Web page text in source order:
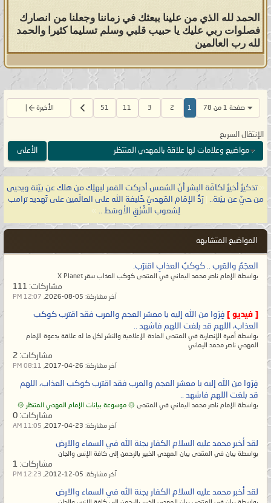
الحمد لله الذي من علينا ببعثك في زماننا وجعلنا من انصارك
فصلوات ربي عليك يا حبيب قلبي وسلم تسليما كثيرا والحمد
لله رب العالمين
صفحة 1 من 78 1
2
3
11
51 الأخيرة
الإنتقال السريع
مواضيع وعلامات لها علاقة بالمهدي المنتظر
الأعلى
« تذكيرٌ أخيرٌ لكافّة البشر أنّ الشمس أدركت القمر ليهلِك من هلك عن بيّنة ويحيى
من حيَّ عن بيّنة..
|رَدُّ الإمَام المَهديّ خَليفة الله على العالَمين على تَهديد ترامب
لِشعوب الشَّرْقِ الأوسَط ..
»
المواضيع المتشابهه
العجَمُ والعَرب .. كوكبُ العذابِ اقترَب.
بواسطة الإمام ناصر محمد اليماني في المنتدى كوكب العذاب سقر X Planet
مشاركات:
آخر مشاركة: 12:07 PM
[ فيديو ] فِرّوا من الله إليه يا معشر العجم والعرب فقد اقترب كوكب
العذاب، اللهم قد بلغت اللهم فاشهد ..
بواسطة أميرة الإنصارية في المنتدى المادة الإعلامية والنشر لكل ما له علاقة بدعوة الإمام
المهدي ناصر محمد اليماني
مشاركات:
آخر مشاركة: 08:11 PM
فِرّوا من الله إليه يا معشر العجم والعرب فقد اقترب كوكب العذاب، اللهم
قد بلغت اللهم فاشهد ..
بواسطة الإمام ناصر محمد اليماني في المنتدى ۞ موسوعة بيانات الإمام المهدي المنتظر ۞
مشاركات:
آخر مشاركة: 11:05 AM
لقد أخبر محمد عليه السلام الكفار بجنة الله في السماء والارض
بواسطة بيان في المنتدى بيان المهدي الخبير بالرحمن إلى كافة الإنس والجان
مشاركات:
آخر مشاركة: 12:23 PM
لقد أخبر محمد عليه السلام الكفار بجنة الله في السماء والارض